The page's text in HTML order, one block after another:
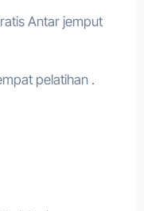
Antar jemput
pelatihan .